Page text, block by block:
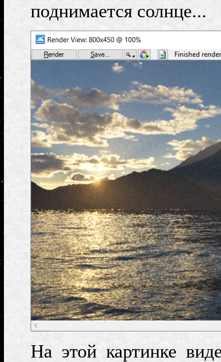
поднимается солнце...
На этой картинке